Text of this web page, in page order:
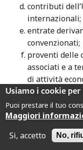
contributi
internazionali;
entrate
convenzionati;
proventi delle
associati e a
di attività
artigianale o
e sussidiaria e
erogazioni
entrate
Usiamo i cookie
Puoi prestare il tuo
Maggiori
Si, accetto
No,